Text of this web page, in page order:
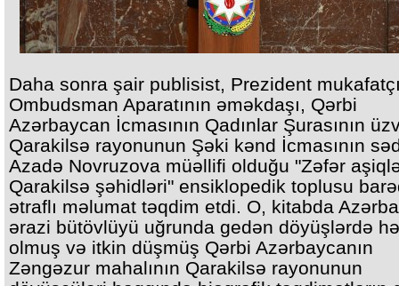
Daha sonra şair publisist, Prezident
Ombudsman Aparatının əməkdaşı, Qərbi
Azərbaycan İcmasının Qadınlar Şurasının
Qarakilsə rayonunun Şəki kənd İcmasının
Azadə Novruzova müəllifi olduğu "Zəfər
Qarakilsə şəhidləri" ensiklopedik toplusu
ətraflı məlumat təqdim etdi. O, kitabda
ərazi bütövlüyü uğrunda gedən döyüşlərdə
olmuş və itkin düşmüş Qərbi Azərbaycanın
Zəngəzur mahalının Qarakilsə rayonunun